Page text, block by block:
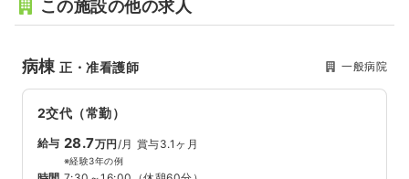
この施設の他の求人
病棟正・准看護師 一般病院
2交代（常勤）
給与 28.7万円/月 賞与3.1ヶ月
※経験3年の例